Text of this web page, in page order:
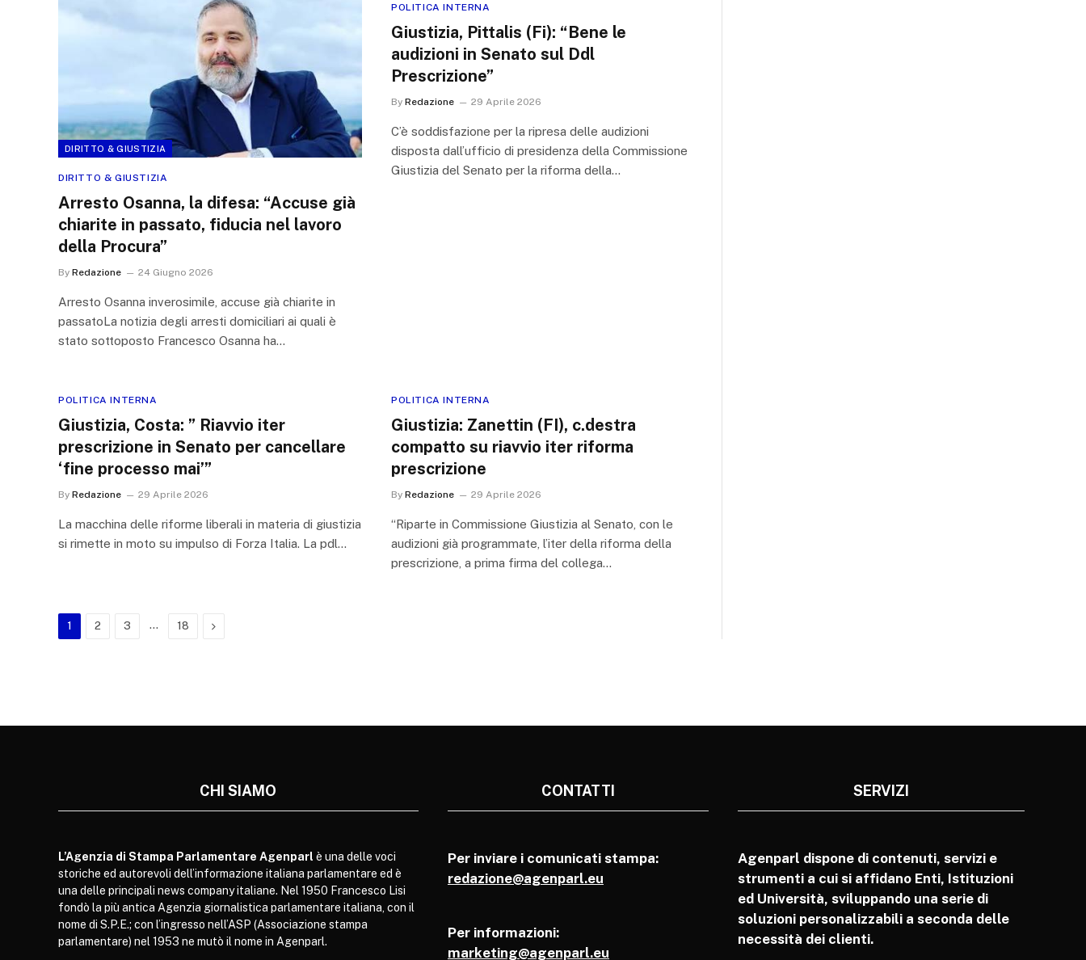
DIRITTO & GIUSTIZIA
DIRITTO & GIUSTIZIA
Arresto Osanna, la difesa: “Accuse già
chiarite in passato, fiducia nel lavoro
della Procura”
By Redazione 24 Giugno 2026
Arresto Osanna inverosimile, accuse già chiarite in
passatoLa notizia degli arresti domiciliari ai quali è
stato sottoposto Francesco Osanna ha…
POLITICA INTERNA
Giustizia, Pittalis (Fi): “Bene le
audizioni in Senato sul Ddl
Prescrizione”
By Redazione 29 Aprile 2026
C’è soddisfazione per la ripresa delle audizioni
disposta dall’ufficio di presidenza della Commissione
Giustizia del Senato per la riforma della…
POLITICA INTERNA
Giustizia, Costa: ” Riavvio iter
prescrizione in Senato per cancellare
‘fine processo mai’”
By Redazione 29 Aprile 2026
La macchina delle riforme liberali in materia di giustizia
si rimette in moto su impulso di Forza Italia. La pdl…
POLITICA INTERNA
Giustizia: Zanettin (FI), c.destra
compatto su riavvio iter riforma
prescrizione
By Redazione 29 Aprile 2026
“Riparte in Commissione Giustizia al Senato, con le
audizioni già programmate, l’iter della riforma della
prescrizione, a prima firma del collega…
1 2 3 … 18 Next
CHI SIAMO
L’Agenzia di Stampa Parlamentare Agenparl è una delle voci
storiche ed autorevoli dell’informazione italiana parlamentare ed è
una delle principali news company italiane. Nel 1950 Francesco Lisi
fondò la più antica Agenzia giornalistica parlamentare italiana, con il
nome di S.P.E.; con l’ingresso nell’ASP (Associazione stampa
parlamentare) nel 1953 ne mutò il nome in Agenparl.
CONTATTI
Per inviare i comunicati stampa:
redazione@agenparl.eu
Per informazioni:
marketing@agenparl.eu
SERVIZI
Agenparl dispone di contenuti, servizi e
strumenti a cui si affidano Enti, Istituzioni
ed Università, sviluppando una serie di
soluzioni personalizzabili a seconda delle
necessità dei clienti.